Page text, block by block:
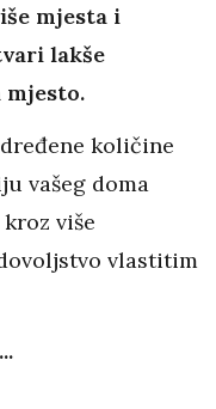
mjesta i
lakše
količine
vašeg doma
više
vlastitim